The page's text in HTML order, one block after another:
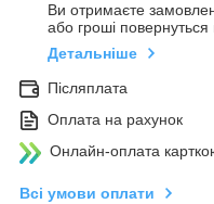
Ви отримаєте
або гроші
Детальніше
Післяплата
Оплата на рахунок
Онлайн-оплата
Всі умови оплати